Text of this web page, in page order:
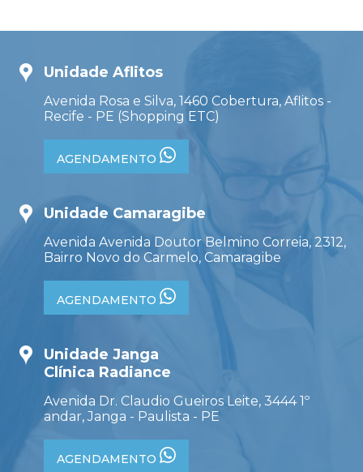
Unidade Aflitos
Avenida Rosa e Silva, 1460 Cobertura, Aflitos -
Recife - PE (Shopping ETC)
AGENDAMENTO
Unidade Camaragibe
Avenida Avenida Doutor Belmino Correia, 2312,
Bairro Novo do Carmelo, Camaragibe
AGENDAMENTO
Unidade Janga
Clínica Radiance
Avenida Dr. Claudio Gueiros Leite, 3444 1º
andar, Janga - Paulista - PE
AGENDAMENTO